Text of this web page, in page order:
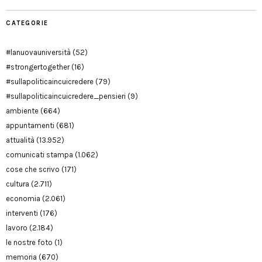
CATEGORIE
#lanuovauniversità (52)
#strongertogether(16)
#sullapoliticaincuicredere (79)
#sullapoliticaincuicredere_pensieri (9)
ambiente (664)
appuntamenti (681)
attualità (13.952)
comunicati stampa (1.062)
cose che scrivo (171)
cultura (2.711)
economia (2.061)
interventi (176)
lavoro (2.184)
le nostre foto (1)
memoria (670)